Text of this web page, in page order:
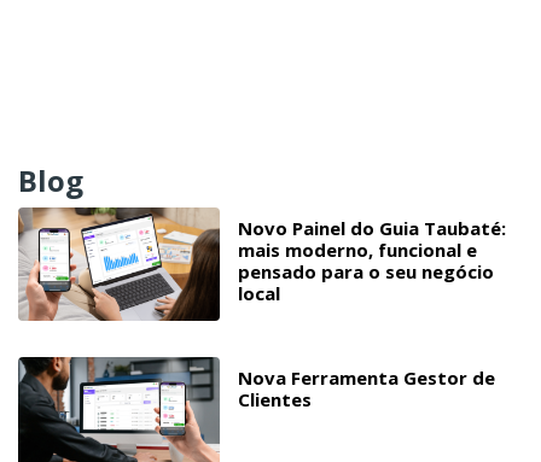
Blog
Novo Painel do Guia Taubaté:
mais moderno, funcional e
pensado para o seu negócio
local
Nova Ferramenta Gestor de
Clientes